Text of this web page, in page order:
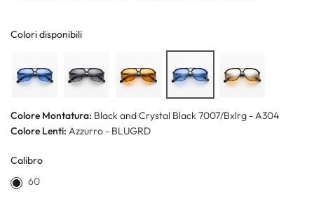
Colori disponibili
Colore Montatura: Black and Crystal Black 7007/Bxlrg - A304
Colore Lenti: Azzurro - BLUGRD
Calibro
60